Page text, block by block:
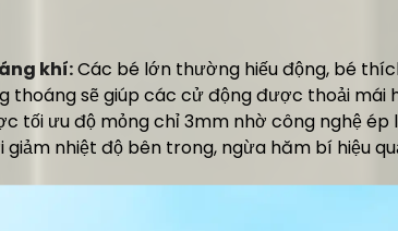
khí:Các bé lớn thường hiếu động, bé
thoáng sẽ giúp các cử động được thoải mái
tối ưu độ mỏng chỉ 3mm nhờ công nghệ
giảm nhiệt độ bên trong, ngừa hăm bí hiệu